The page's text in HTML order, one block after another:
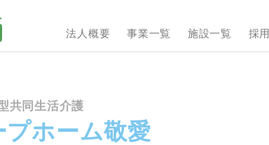
法人概要 事業一覧 施設一覧 採
共同生活介護
プホーム敬愛